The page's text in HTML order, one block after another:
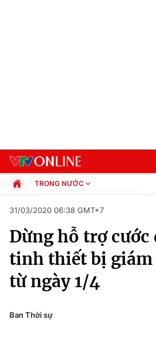
Chuyên mục
Chính trị
TRONG NƯỚC
Xã hội
Pháp luật
Kinh tế
Thể thao
Truyền hình
Văn hóa - Giải trí
Đời sống
31/03/2020 06:38 GMT+7
Dừng hỗ trợ cước
tinh thiết bị giám
từ ngày 1/4
Ban Thời sự